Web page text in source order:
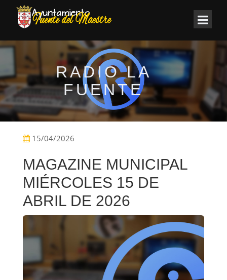
RADIO LA
FUENTE
15/04/2026
MAGAZINE MUNICIPAL
MIÉRCOLES 15 DE
ABRIL DE 2026